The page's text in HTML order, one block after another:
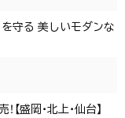
を守る 美しいモダンな
盛岡・北上・仙台】